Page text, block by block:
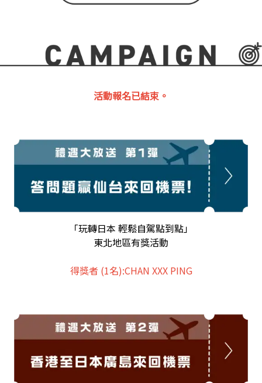
活動報名已結束。
「玩轉日本 輕鬆自駕點到點」
東北地區有獎活動
得獎者 (1名):CHAN XXX PING